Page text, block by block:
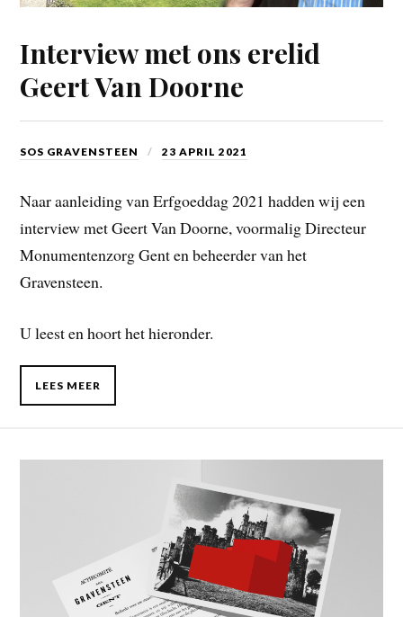
Interview met ons erelid
Geert Van Doorne
SOS GRAVENSTEEN 23 APRIL 2021
Naar aanleiding van Erfgoeddag 2021 hadden wij een
interview met Geert Van Doorne, voormalig Directeur
Monumentenzorg Gent en beheerder van het
Gravensteen.
U leest en hoort het hieronder.
LEES MEER